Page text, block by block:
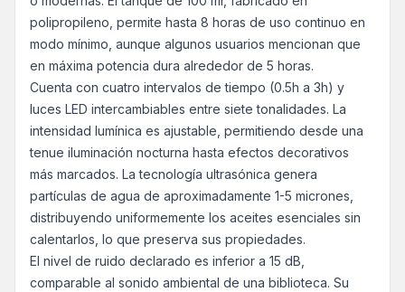
polipropileno, permite hasta 8 horas de uso continuo en
modo mínimo, aunque algunos usuarios mencionan que
en máxima potencia dura alrededor de 5 horas.
Cuenta con cuatro intervalos de tiempo (0.5h a 3h) y
luces LED intercambiables entre siete tonalidades. La
intensidad lumínica es ajustable, permitiendo desde una
tenue iluminación nocturna hasta efectos decorativos
más marcados. La tecnología ultrasónica genera
partículas de agua de aproximadamente 1-5 micrones,
distribuyendo uniformemente los aceites esenciales sin
calentarlos, lo que preserva sus propiedades.
El nivel de ruido declarado es inferior a 15 dB,
comparable al sonido ambiental de una biblioteca. Su